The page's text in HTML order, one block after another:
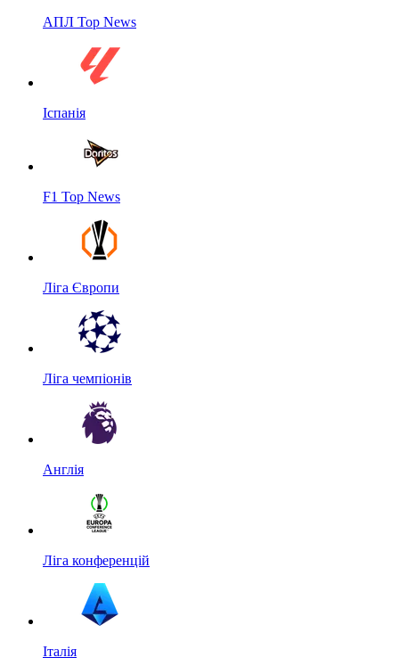
АПЛ Top News
Іспанія
F1 Top News
Ліга Європи
Ліга чемпіонів
Англія
Ліга конференцій
Італія